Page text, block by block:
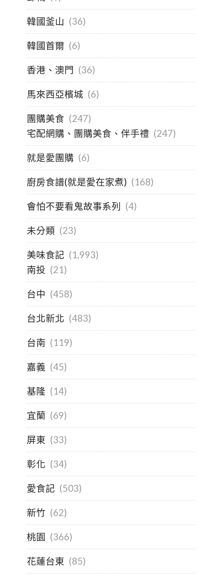
韓國釜山 (36)
韓國首爾 (6)
香港、澳門 (36)
馬來西亞檳城 (6)
團購美食 (247)
宅配網購、團購美食、伴手禮 (247)
就是愛團購 (6)
廚房食譜(就是愛在家煮) (168)
會怕不要看鬼故事系列 (4)
未分類 (23)
美味食記 (1,993)
南投 (21)
台中 (458)
台北新北 (483)
台南 (119)
嘉義 (45)
基隆 (14)
宜蘭 (69)
屏東 (33)
彰化 (34)
愛食記 (503)
新竹 (62)
桃園 (366)
花蓮台東 (85)